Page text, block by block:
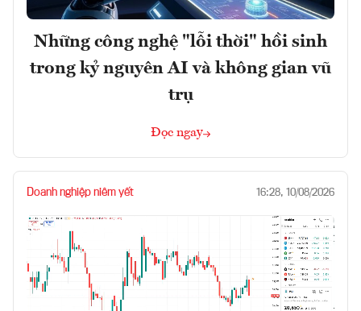
Những công nghệ "lỗi thời" hồi sinh
trong kỷ nguyên AI và không gian vũ
trụ
Đọc ngay
Doanh nghiệp niêm yết 16:28, 10/08/2026